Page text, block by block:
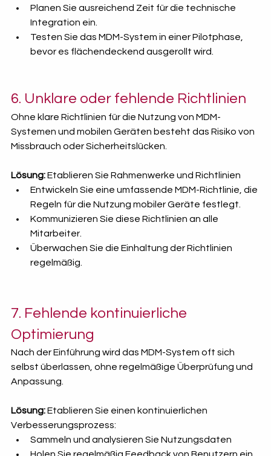
Planen Sie ausreichend Zeit für die technische
Integration ein.
Testen Sie das MDM-System in einer Pilotphase,
bevor es flächendeckend ausgerollt wird.
6. Unklare oder fehlende Richtlinien
Ohne klare Richtlinien für die Nutzung von MDM-
Systemen und mobilen Geräten besteht das Risiko von
Missbrauch oder Sicherheitslücken.
Lösung: Etablieren Sie Rahmenwerke und Richtlinien
Entwickeln Sie eine umfassende MDM-Richtlinie, die
Regeln für die Nutzung mobiler Geräte festlegt.
Kommunizieren Sie diese Richtlinien an alle
Mitarbeiter.
Überwachen Sie die Einhaltung der Richtlinien
regelmäßig.
7. Fehlende kontinuierliche
Optimierung
Nach der Einführung wird das MDM-System oft sich
selbst überlassen, ohne regelmäßige Überprüfung und
Anpassung.
Lösung: Etablieren Sie einen kontinuierlichen
Verbesserungsprozess:
Sammeln und analysieren Sie Nutzungsdaten